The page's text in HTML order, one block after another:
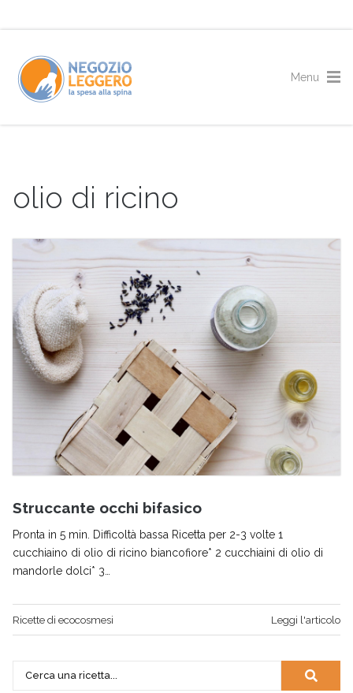
olio di ricino
Struccante occhi bifasico
Pronta in 5 min. Difficoltà bassa Ricetta per 2-3 volte 1
cucchiaino di olio di ricino biancofiore* 2 cucchiaini di olio di
mandorle dolci* 3…
Ricette di ecocosmesi Leggi l'articolo